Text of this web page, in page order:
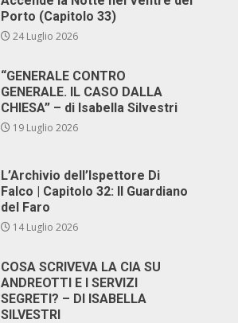
Porto (Capitolo 33)
24 Luglio 2026
“GENERALE CONTRO
GENERALE. IL CASO DALLA
CHIESA” – di Isabella Silvestri
19 Luglio 2026
L’Archivio dell’Ispettore Di
Falco | Capitolo 32: Il Guardiano
del Faro
14 Luglio 2026
COSA SCRIVEVA LA CIA SU
ANDREOTTI E I SERVIZI
SEGRETI? – DI ISABELLA
SILVESTRI